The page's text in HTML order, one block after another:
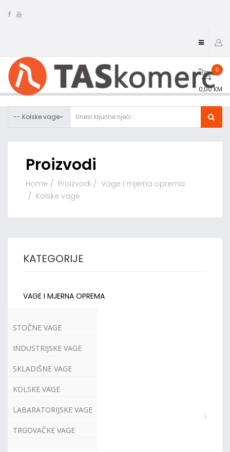
0
0,00 KM
-- Kolske vage
Proizvodi
Home Proizvodi
Vage i mjerna oprema
Kolske vage
KATEGORIJE
VAGE I MJERNA OPREMA
STOČNE VAGE
INDUSTRIJSKE VAGE
SKLADIŠNE VAGE
KOLSKE VAGE
LABARATORIJSKE VAGE
TRGOVAČKE VAGE